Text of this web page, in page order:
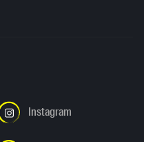
Instagram